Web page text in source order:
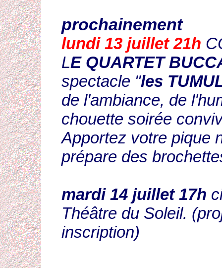
prochainement
lundi 13 juillet 21h
LE QUARTET
spectacle "les
de l'ambiance, de
chouette soirée
Apportez votre pique
prépare des
mardi 14 juillet 17h
Théâtre du Soleil.
inscription)